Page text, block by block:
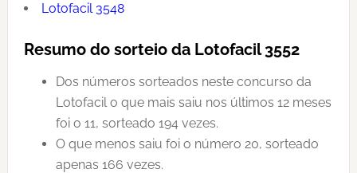
Lotofacil 3548
Resumo do sorteio da Lotofacil 3552
Dos números sorteados neste concurso da
Lotofacil o que mais saiu nos últimos 12 meses
foi o 11, sorteado 194 vezes.
O que menos saiu foi o número 20, sorteado
apenas 166 vezes.